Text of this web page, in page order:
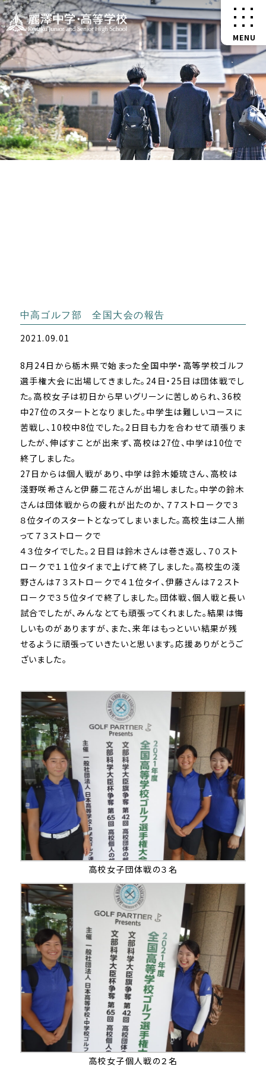
中高ゴルフ部 全国大会の報告
2021.09.01
8月24日から栃木県で始まった全国中学・高等学校ゴルフ
選手権大会に出場してきました。24日・25日は団体戦でし
た。高校女子は初日から早いグリーンに苦しめられ、36校
中27位のスタートとなりました。中学生は難しいコースに
苦戦し、10校中8位でした。2日目も力を合わせて頑張りま
したが、伸ばすことが出来ず、高校は27位、中学は10位で
終了しました。
27日からは個人戦があり、中学は鈴木姫琉さん、高校は
淺野咲希さんと伊藤二花さんが出場しました。中学の鈴木
さんは団体戦からの疲れが出たのか、７７ストロークで３
８位タイのスタートとなってしまいました。高校生は二人揃
って７３ストロークで
４３位タイでした。２日目は鈴木さんは巻き返し、７０スト
ロークで１１位タイまで上げて終了しました。高校生の淺
野さんは７３ストロークで４１位タイ、伊藤さんは７２スト
ロークで３５位タイで終了しました。団体戦、個人戦と長い
試合でしたが、みんなとても頑張ってくれました。結果は悔
しいものがありますが、また、来年はもっといい結果が残
せるように頑張っていきたいと思います。応援ありがとうご
ざいました。
高校女子団体戦の３名
高校女子個人戦の２名